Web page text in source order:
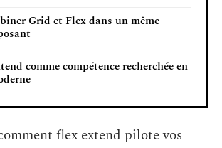
Grid et Flex dans un même
comme compétence recherchée en
flex extend pilote vos